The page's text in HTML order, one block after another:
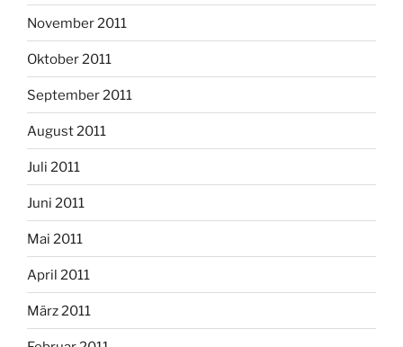
November 2011
Oktober 2011
September 2011
August 2011
Juli 2011
Juni 2011
Mai 2011
April 2011
März 2011